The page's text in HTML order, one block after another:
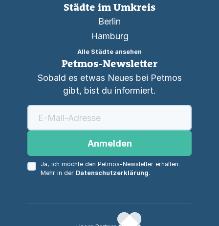
Städte im Umkreis
Berlin
Hamburg
Alle Städte ansehen
Petmos-Newsletter
Sobald es etwas Neues bei Petmos
gibt, bist du informiert.
Anmelden
Ja, ich möchte den Petmos-Newsletter erhalten.
Mehr in der Datenschutzerklärung.